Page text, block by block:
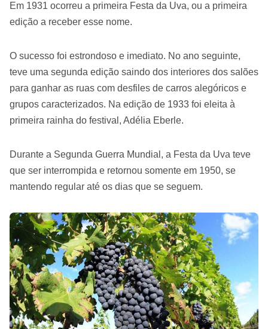
Em 1931 ocorreu a primeira Festa da Uva, ou a primeira
edição a receber esse nome.
O sucesso foi estrondoso e imediato. No ano seguinte,
teve uma segunda edição saindo dos interiores dos salões
para ganhar as ruas com desfiles de carros alegóricos e
grupos caracterizados. Na edição de 1933 foi eleita à
primeira rainha do festival, Adélia Eberle.
Durante a Segunda Guerra Mundial, a Festa da Uva teve
que ser interrompida e retornou somente em 1950, se
mantendo regular até os dias que se seguem.